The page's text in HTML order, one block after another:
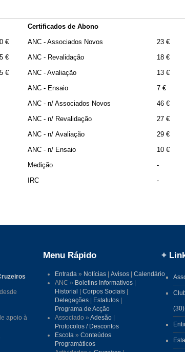
Certificados de Abono
€ ANC - Associados Novos 23 €
€ ANC - Revalidação 18 €
€ ANC - Avaliação 13 €
ANC - Ensaio
7 €
ANC - n/ Associados Novos
46 €
ANC - n/ Revalidação
27 €
ANC - n/ Avaliação
29 €
ANC - n/ Ensaio
10 €
Medição
-
IRC
-
apoio à
Menu Rápido
Entrada » Notícias |Avisos |Calendário
ANC » Boletins Informativos
Historial
|Corpos Sociais
Delegações
Estatutos
Programa de Acção
Associado »Adesão
Protocolos / Descontos
Escola »Conteúdos
Programáticos
+
(30)